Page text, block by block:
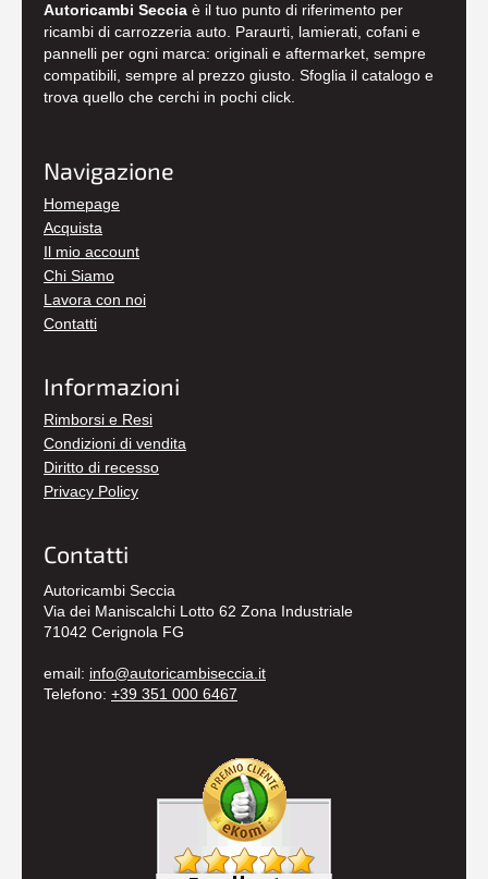
Autoricambi Seccia è il tuo punto di riferimento per
ricambi di carrozzeria auto. Paraurti, lamierati, cofani e
pannelli per ogni marca: originali e aftermarket, sempre
compatibili, sempre al prezzo giusto. Sfoglia il catalogo e
trova quello che cerchi in pochi click.
Navigazione
Homepage
Acquista
Il mio account
Chi Siamo
Lavora con noi
Contatti
Informazioni
Rimborsi e Resi
Condizioni di vendita
Diritto di recesso
Privacy Policy
Contatti
Autoricambi Seccia
Via dei Maniscalchi Lotto 62 Zona Industriale
71042 Cerignola FG
email: info@autoricambiseccia.it
Telefono: +39 351 000 6467